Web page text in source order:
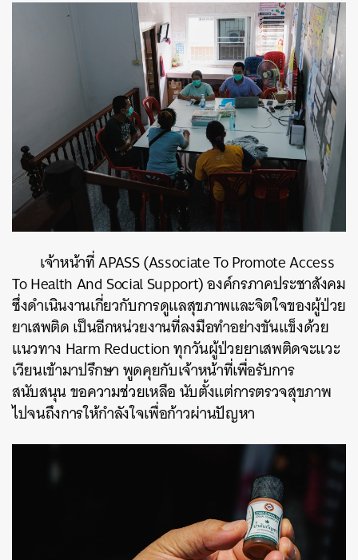
เจ้าหน้าที่ APASS (Associate To Promote Access
To Health And Social Support) องค์กรภาคประชาสังคม
ซึ่งดำเนินงานเกี่ยวกับการดูแลสุขภาพและจิตใจของผู้ป่วย
ยาเสพติด เป็นอีกหน่วยงานที่ลงมือทำอย่างขันแข็งด้วย
แนวทาง Harm Reductionทุกวันผู้ป่วยยาเสพติดจะแวะ
เวียนเข้ามาปรึกษา พูดคุยกับเจ้าหน้าที่เพื่อรับการ
สนับสนุน ขอความช่วยเหลือ นับตั้งแต่การตรวจสุขภาพ
ไปจนถึงการให้กำลังใจเพื่อก้าวผ่านปัญหา